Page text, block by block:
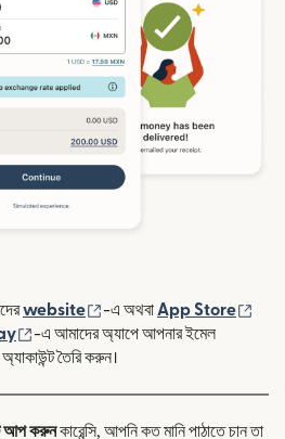
website (নতুন উইন্ডোতে খুলবে)
-এ অথবাApp Store
(নতুন উইন্ডোতে খুলবে)
-এ আমাদের অ্যাপে আপনার ইমেল
তৈরি করুন।
আপ করুনকারেন্সি, আপনি কত মানি পাঠাতে চান তা